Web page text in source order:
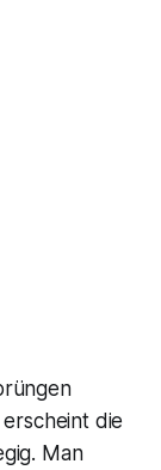
die
Man